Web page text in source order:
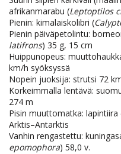
afrikanmarabu (Leptoptilos
Pienin: kimalaiskolibri (
Pienin päiväpetolintu:
latifrons) 35 g, 15 cm
Huippunopeus:
km/h syöksyssä
Nopein juoksija: strutsi 72
Korkeimmalla lentävä:
274 m
Pisin muuttomatka: lapintiira
Arktis–Antarktis
Vanhin rengastettu:
epomophora) 58,0 v.